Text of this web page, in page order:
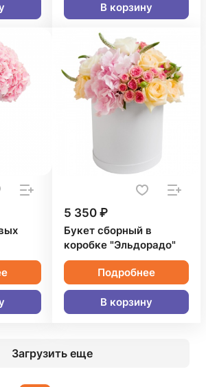
В корзину
5 350 ₽
Букет сборный в
коробке "Эльдорадо"
Подробнее
В корзину
Загрузить еще